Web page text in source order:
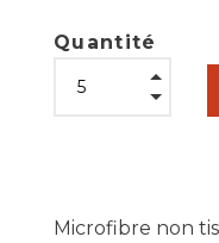
Quantité
Microfibre non